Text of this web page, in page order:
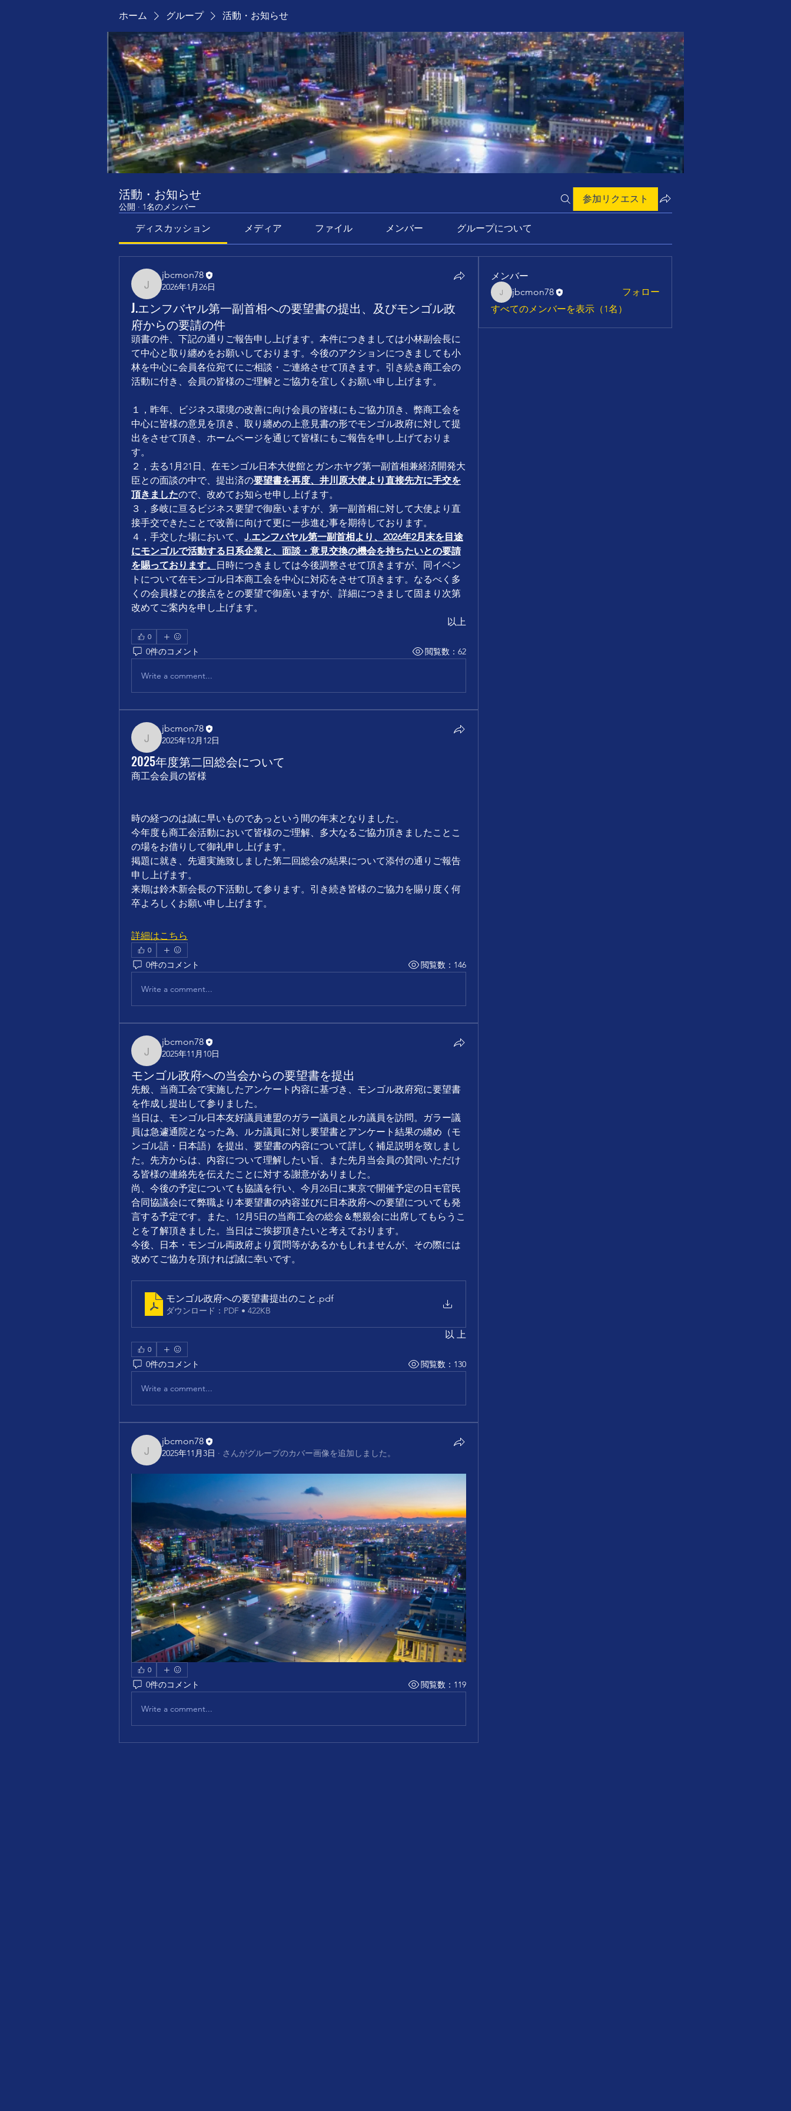
ホーム グループ 活動・お知らせ
活動・お知らせ
公開 · 1名のメンバー
参加リクエスト
ディスカッション メディア ファイル メンバー グループについて
jbcmon78
jbcmon78
2026年1月26日
J.エンフバヤル第一副首相への要望書の提出、及びモンゴル政
府からの要請の件
頭書の件、下記の通りご報告申し上げます。本件につきましては小林副会長に
て中心と取り纏めをお願いしております。今後のアクションにつきましても小
林を中心に会員各位宛てにご相談・ご連絡させて頂きます。引き続き商工会の
活動に付き、会員の皆様のご理解とご協力を宜しくお願い申し上げます。
１，昨年、ビジネス環境の改善に向け会員の皆様にもご協力頂き、弊商工会を
中心に皆様の意見を頂き、取り纏めの上意見書の形でモンゴル政府に対して提
出をさせて頂き、ホームページを通じて皆様にもご報告を申し上げておりま
す。
２，去る1月21日、在モンゴル日本大使館とガンホヤグ第一副首相兼経済開発大
臣との面談の中で、提出済の要望書を再度、井川原大使より直接先方に手交を
頂きましたので、改めてお知らせ申し上げます。
３，多岐に亘るビジネス要望で御座いますが、第一副首相に対して大使より直
接手交できたことで改善に向けて更に一歩進む事を期待しております。
４，手交した場において、 J.エンフバヤル第一副首相より、2026年2月末を目途
にモンゴルで活動する日系企業と、面談・意見交換の機会を持ちたいとの要請
を賜っております。
日時につきましては今後調整させて頂きますが、同イベン
トについて在モンゴル日本商工会を中心に対応をさせて頂きます。なるべく多
くの会員様との接点をとの要望で御座いますが、詳細につきまして固まり次第
改めてご案内を申し上げます。
以上
0
0件のコメント 閲覧数：62
Write a comment...
jbcmon78
jbcmon78
2025年12月12日
2025年度第二回総会について
商工会会員の皆様
時の経つのは誠に早いものであっという間の年末となりました。
今年度も商工会活動において皆様のご理解、多大なるご協力頂きましたことこ
の場をお借りして御礼申し上げます。
掲題に就き、先週実施致しました第二回総会の結果について添付の通りご報告
申し上げます。
来期は鈴木新会長の下活動して参ります。引き続き皆様のご協力を賜り度く何
卒よろしくお願い申し上げます。
詳細はこちら
0
0件のコメント 閲覧数：146
Write a comment...
jbcmon78
jbcmon78
2025年11月10日
モンゴル政府への当会からの要望書を提出
先般、当商工会で実施したアンケート内容に基づき、モンゴル政府宛に要望書
を作成し提出して参りました。
当日は、モンゴル日本友好議員連盟のガラー議員とルカ議員を訪問。ガラー議
員は急遽通院となった為、ルカ議員に対し要望書とアンケート結果の纏め（モ
ンゴル語・日本語）を提出、要望書の内容について詳しく補足説明を致しまし
た。先方からは、内容について理解したい旨、また先月当会員の賛同いただけ
る皆様の連絡先を伝えたことに対する謝意がありました。
尚、今後の予定についても協議を行い、今月26日に東京で開催予定の日モ官民
合同協議会にて弊職より本要望書の内容並びに日本政府への要望についても発
言する予定です。また、12月5日の当商工会の総会＆懇親会に出席してもらうこ
とを了解頂きました。当日はご挨拶頂きたいと考えております。
今後、日本・モンゴル両政府より質問等があるかもしれませんが、その際には
改めてご協力を頂ければ誠に幸いです。
モンゴル政府への要望書提出のこと .pdf
ダウンロード：PDF • 422KB
以 上
0
0件のコメント 閲覧数：130
Write a comment...
jbcmon78
jbcmon78
2025年11月3日 · さんがグループのカバー画像を追加しました。
0
0件のコメント 閲覧数：119
Write a comment...
メンバー
jbcmon78
jbcmon78
フォロー
すべてのメンバーを表示（1名）